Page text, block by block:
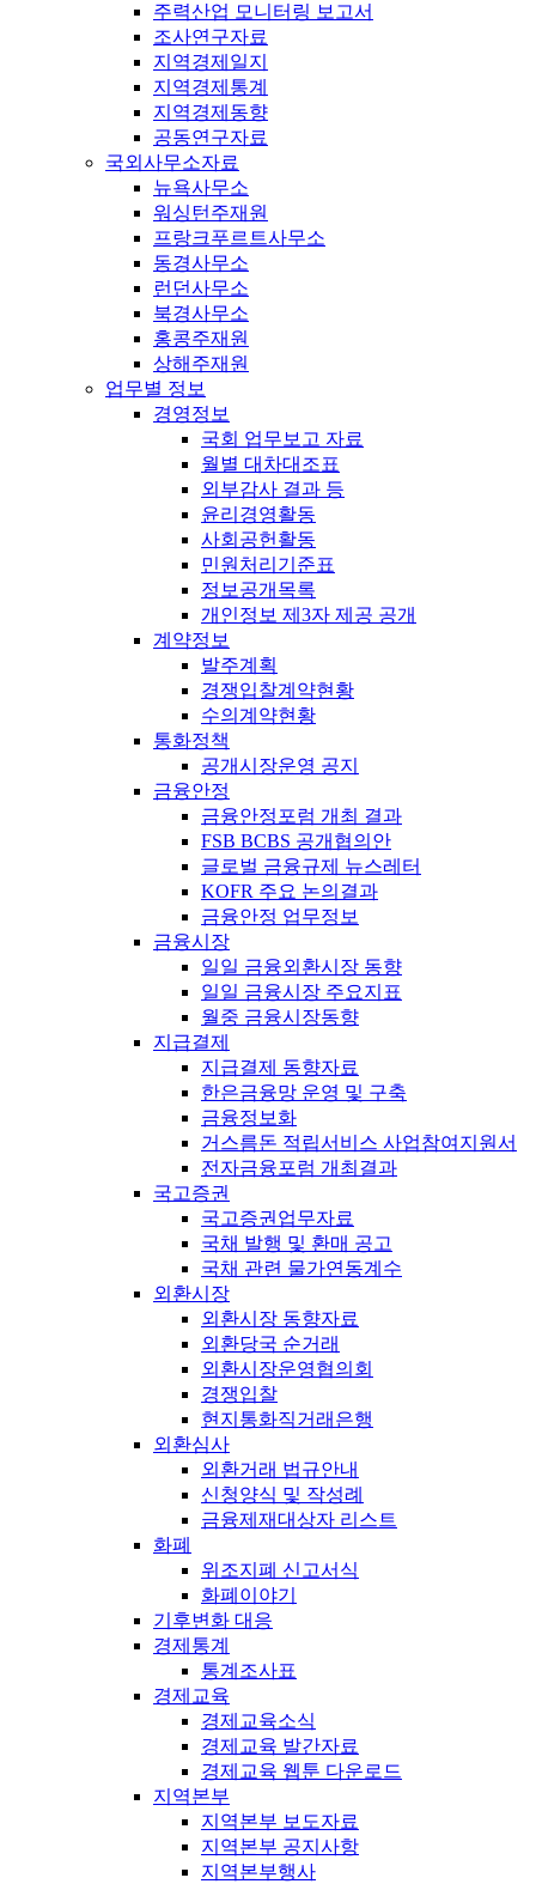
주력산업 모니터링 보고서
조사연구자료
지역경제일지
지역경제통계
지역경제동향
공동연구자료
국외사무소자료
뉴욕사무소
워싱턴주재원
프랑크푸르트사무소
동경사무소
런던사무소
북경사무소
홍콩주재원
상해주재원
업무별 정보
경영정보
국회 업무보고 자료
월별 대차대조표
외부감사 결과 등
윤리경영활동
사회공헌활동
민원처리기준표
정보공개목록
개인정보 제3자 제공 공개
계약정보
발주계획
경쟁입찰계약현황
수의계약현황
통화정책
공개시장운영 공지
금융안정
금융안정포럼 개최 결과
FSB BCBS 공개협의안
글로벌 금융규제 뉴스레터
KOFR 주요 논의결과
금융안정 업무정보
금융시장
일일 금융외환시장 동향
일일 금융시장 주요지표
월중 금융시장동향
지급결제
지급결제 동향자료
한은금융망 운영 및 구축
금융정보화
거스름돈 적립서비스 사업참여지원서
전자금융포럼 개최결과
국고증권
국고증권업무자료
국채 발행 및 환매 공고
국채 관련 물가연동계수
외환시장
외환시장 동향자료
외환당국 순거래
외환시장운영협의회
경쟁입찰
현지통화직거래은행
외환심사
외환거래 법규안내
신청양식 및 작성례
금융제재대상자 리스트
화폐
위조지폐 신고서식
화폐이야기
기후변화 대응
경제통계
통계조사표
경제교육
경제교육소식
경제교육 발간자료
경제교육 웹툰 다운로드
지역본부
지역본부 보도자료
지역본부 공지사항
지역본부행사